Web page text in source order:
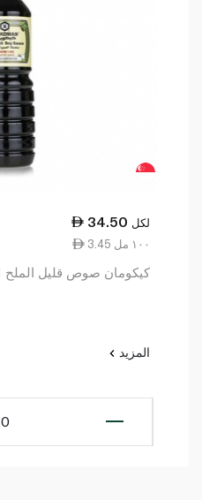
34.50 لكل
3.45 ١٠٠ مل
كيكومان صوص قليل الملح 1 لتر
المزيد
0